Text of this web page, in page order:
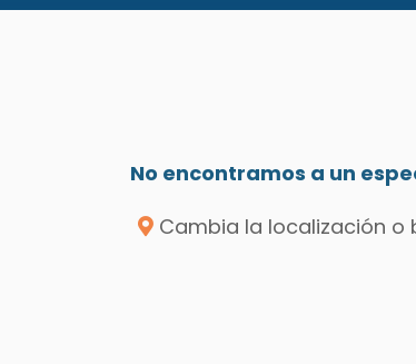
No encontramos a un
Cambia la localización o